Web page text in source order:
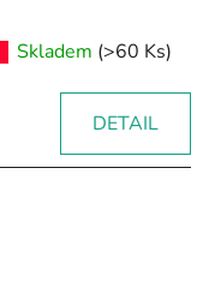
Skladem (>60 Ks)
DETAIL